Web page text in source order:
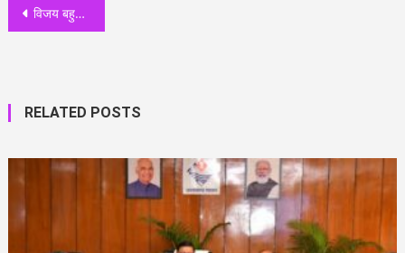
navigation
विजय बहुगुणा से उनके आवास पहुंचकर मुख्यमंत्री तीरथ सिंह रावत ने रात में की महत्वपूर्ण मुलाकात
RELATED POSTS